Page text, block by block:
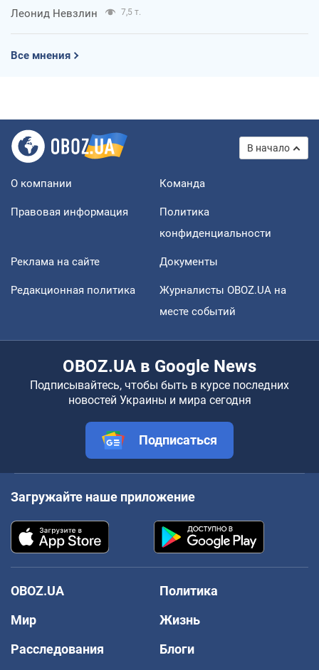
Леонид Невзлин 7,5 т.
Все мнения
В начало
О компании Команда
Правовая информация
Политика
конфиденциальности
Реклама на сайте Документы
Редакционная политика
Журналисты OBOZ.UA на
месте событий
OBOZ.UA в Google News
Подписывайтесь, чтобы быть в курсе последних
новостей Украины и мира сегодня
Подписаться
Загружайте наше приложение
OBOZ.UA
Политика
Мир
Жизнь
Расследования
Блоги